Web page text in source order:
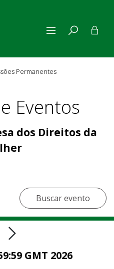
Permanentes
Eventos
dos Direitos da
Buscar evento
GMT 2026